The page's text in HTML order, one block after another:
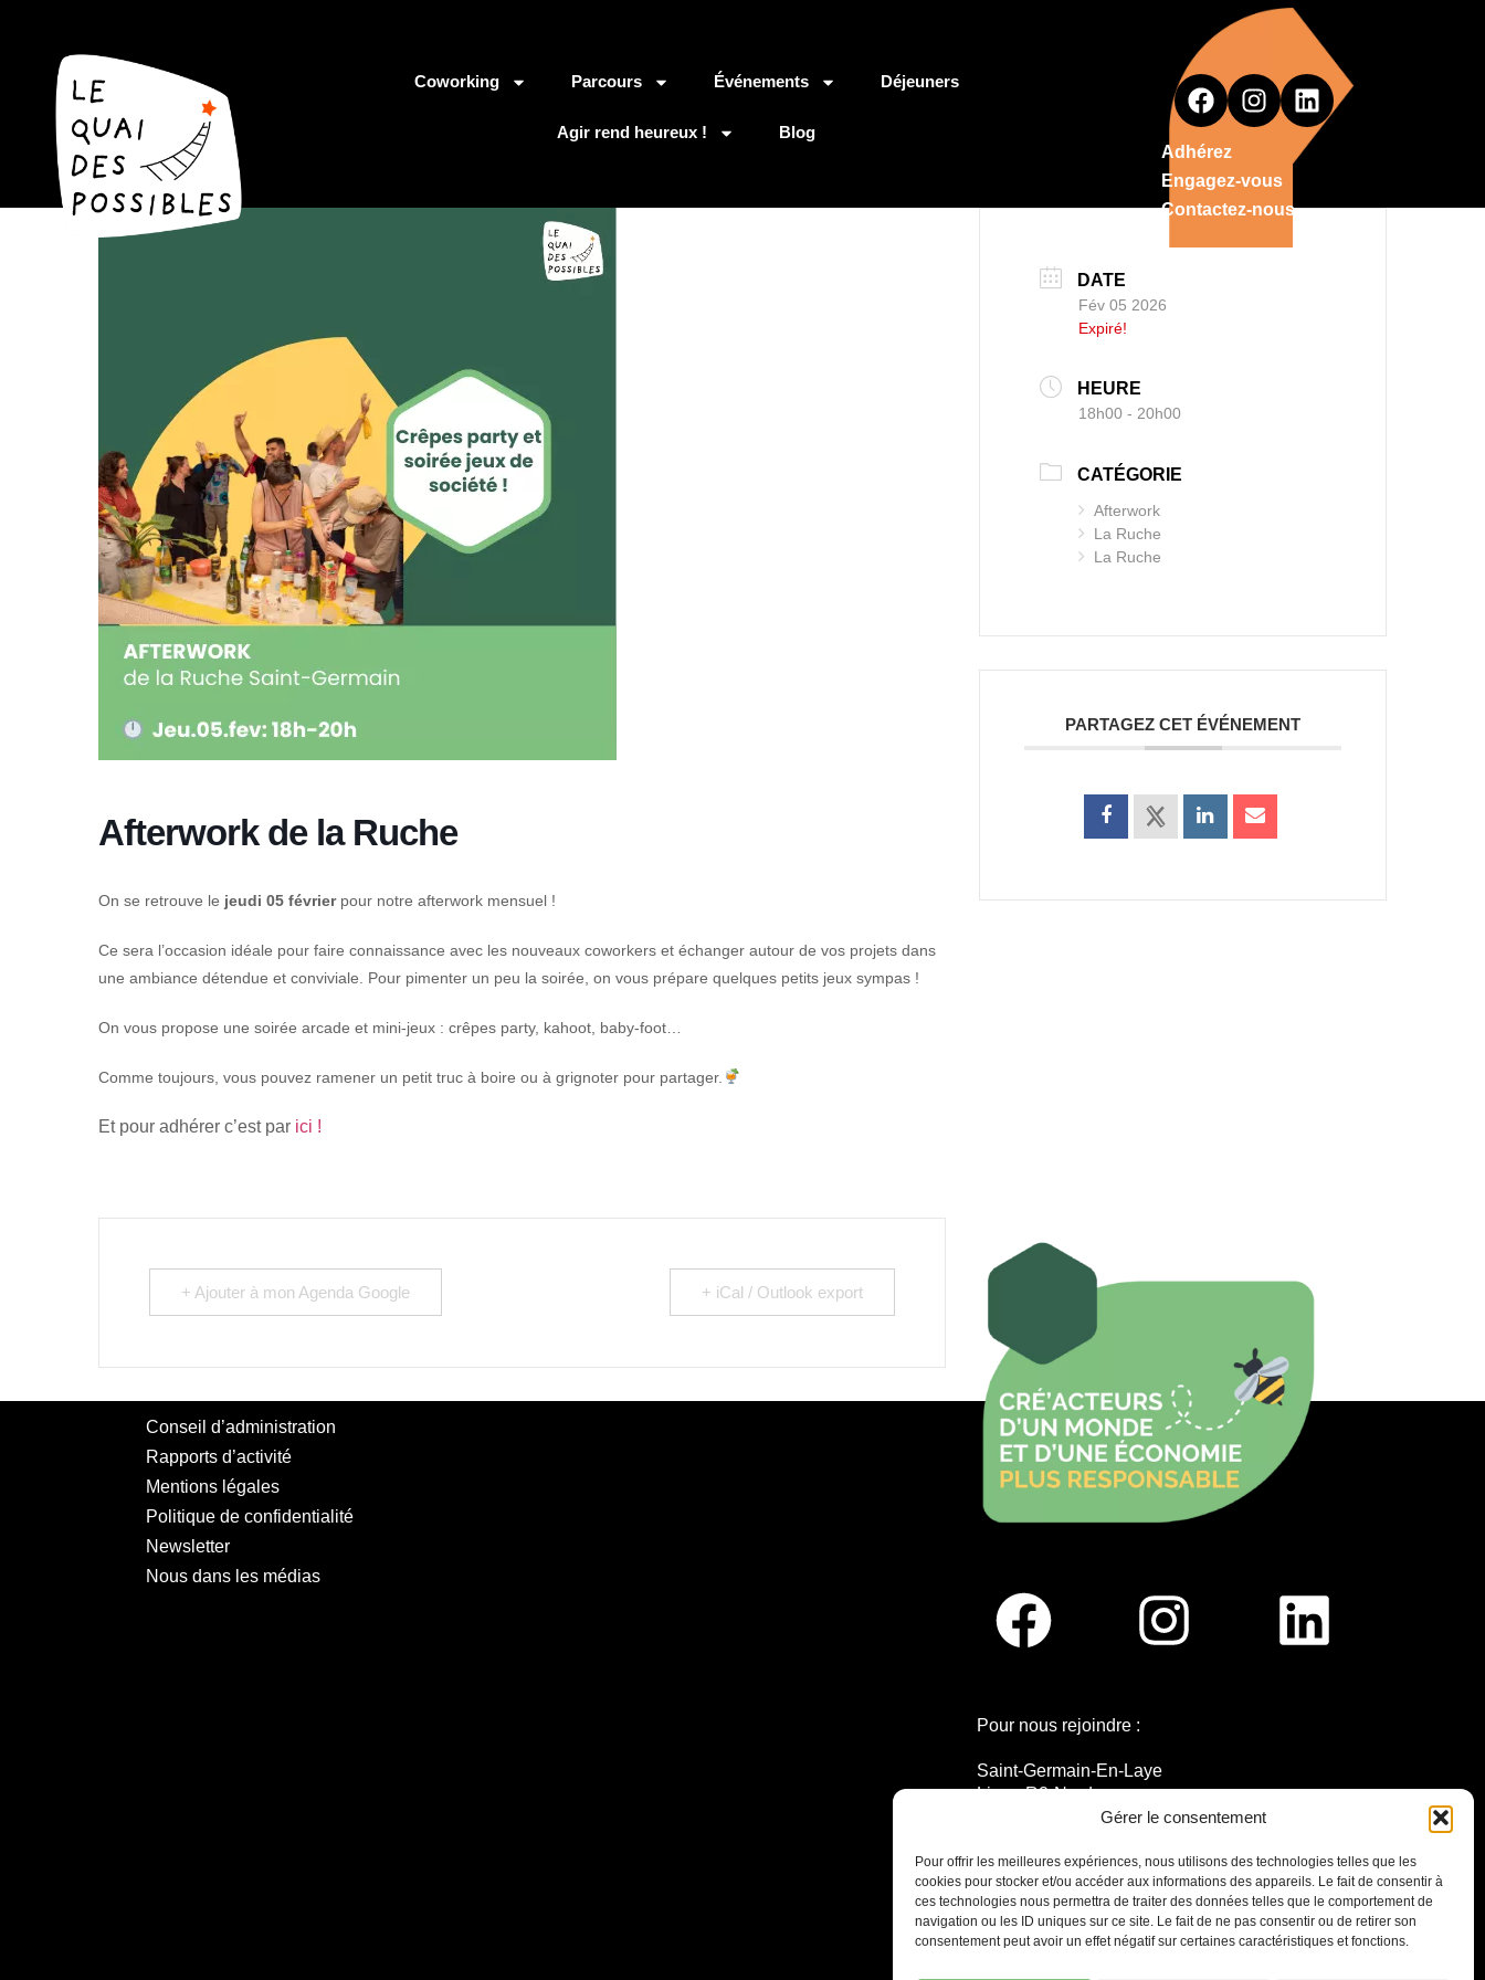
Gérer le consentement
Pour offrir les meilleures expériences, nous utilisons des technologies telles que les
cookies pour stocker et/ou accéder aux informations des appareils. Le fait de consentir à
ces technologies nous permettra de traiter des données telles que le comportement de
navigation ou les ID uniques sur ce site. Le fait de ne pas consentir ou de retirer son
consentement peut avoir un effet négatif sur certaines caractéristiques et fonctions.
Coworking Parcours Événements Déjeuners
Agir rend heureux !
Blog
Adhérez
Engagez-vous
Contactez-nous
Afterwork de la Ruche
On se retrouve le jeudi 05 févrierpour notre afterwork mensuel !
Ce sera l’occasion idéale pour faire connaissance avec les nouveaux coworkers et échanger autour de vos projets dans
une ambiance détendue et conviviale. Pour pimenter un peu la soirée, on vous prépare quelques petits jeux sympas !
On vous propose une soirée arcade et mini-jeux : crêpes party, kahoot, baby-foot…
Comme toujours, vous pouvez ramener un petit truc à boire ou à grignoter pour partager.
Et pour adhérer c’est par ici !
+ Ajouter à mon Agenda Google + iCal / Outlook export
DATE
Fév 05 2026
Expiré!
HEURE
18h00 - 20h00
CATÉGORIE
Afterwork
La Ruche
La Ruche
PARTAGEZ CET ÉVÉNEMENT
Conseil d’administration
Rapports d’activité
Mentions légales
Politique de confidentialité
Newsletter
Nous dans les médias
Pour nous rejoindre :
Saint-Germain-En-Laye
Ligne R2-Nord
7 place Christiane Frahier,